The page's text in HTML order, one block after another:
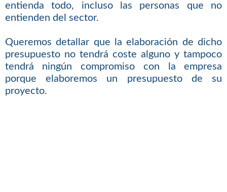
entienda todo, incluso las personas que no
entienden del sector.
Queremos detallar que la elaboración de dicho
presupuesto no tendrá coste alguno y tampoco
tendrá ningún compromiso con la empresa
porque elaboremos un presupuesto de su
proyecto.